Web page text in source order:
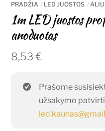
PRADŽIA LED JUOSTOS
1m LED juostos
anoduotas
8,53€
Prašome
užsakymo